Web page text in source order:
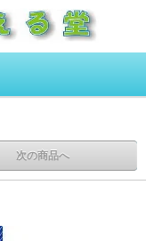
次の商品へ